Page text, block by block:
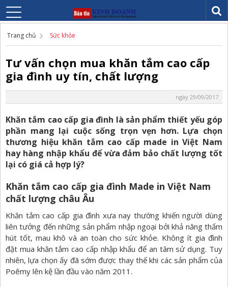
Trang chủ Sức khỏe
Tư vấn chọn mua khăn tắm cao cấp
gia đình uy tín, chất lượng
ngày 29/09/2017
Khăn tắm cao cấp gia đình là sản phẩm thiết yếu góp
phần mang lại cuộc sống trọn vẹn hơn. Lựa chọn
thương hiệu khăn tắm cao cấp made in Việt Nam
hay hàng nhập khẩu để vừa đảm bảo chất lượng tốt
lại có giá cả hợp lý?
Khăn tắm cao cấp gia đình Made in Việt Nam
chất lượng châu Âu
Khăn tắm cao cấp gia đình xưa nay thường khiến người dùng
liên tưởng đến những sản phẩm nhập ngoại bởi khả năng thấm
hút tốt, mau khô và an toàn cho sức khỏe. Không ít gia đình
đặt mua khăn tắm cao cấp nhập khẩu để an tâm sử dụng. Tuy
nhiên, lựa chọn ấy đã sớm được thay thế khi các sản phẩm của
Poêmy lên kệ lần đầu vào năm 2011.